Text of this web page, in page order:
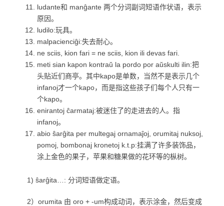
ludante和 manĝante 两个分词副词短语作状语，表示
原因。
ludilo:玩具。
malpacienciĝi:失去耐心。
ne sciis, kion fari = ne sciis, kion ili devas fari.
meti sian kapon kontraŭ la pordo por aŭskulti ilin:把
头贴近们商亭。其中kapo是单数，当然不是表示几个
infanoj才一个kapo，而是指这些孩子们每个人只有一
个kapo。
enirantoj ĉarmataj:被迷住了的走进去的人。指
infanoj。
abio ŝarĝita per multegaj ornamaĵoj, orumitaj nuksoj,
pomoj, bombonaj kronetoj k.t.p:挂满了许多装饰品，
涂上金色的果子，苹果和糖果做的花环等的枞树。
1) ŝarĝita…: 分词短语做定语。
2）orumita 由 oro + -um构成动词，表示涂金，然后变成